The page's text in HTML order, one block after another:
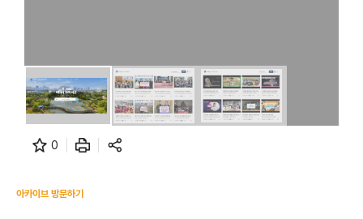
0
아카이브 방문하기